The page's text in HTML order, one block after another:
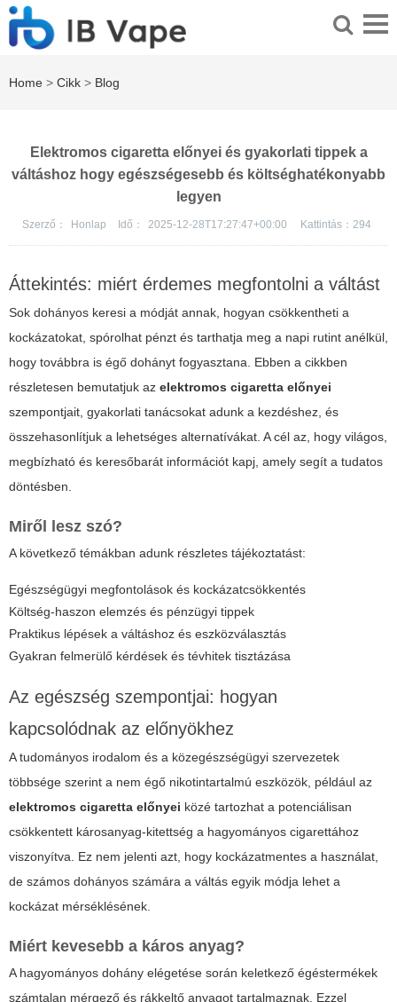
Home > Cikk > Blog
Elektromos cigaretta előnyei és gyakorlati tippek a
váltáshoz hogy egészségesebb és költséghatékonyabb
legyen
Szerző： Honlap Idő： 2025-12-28T17:27:47+00:00 Kattintás： 294
Áttekintés: miért érdemes megfontolni a váltást
Sok dohányos keresi a módját annak, hogyan csökkentheti a
kockázatokat, spórolhat pénzt és tarthatja meg a napi rutint anélkül,
hogy továbbra is égő dohányt fogyasztana. Ebben a cikkben
részletesen bemutatjuk az elektromos cigaretta előnyei
szempontjait, gyakorlati tanácsokat adunk a kezdéshez, és
összehasonlítjuk a lehetséges alternatívákat. A cél az, hogy világos,
megbízható és keresőbarát információt kapj, amely segít a tudatos
döntésben.
Miről lesz szó?
A következő témákban adunk részletes tájékoztatást:
Egészségügyi megfontolások és kockázatcsökkentés
Költség-haszon elemzés és pénzügyi tippek
Praktikus lépések a váltáshoz és eszközválasztás
Gyakran felmerülő kérdések és tévhitek tisztázása
Az egészség szempontjai: hogyan
kapcsolódnak az előnyökhez
A tudományos irodalom és a közegészségügyi szervezetek
többsége szerint a nem égő nikotintartalmú eszközök, például az
elektromos cigaretta előnyei közé tartozhat a potenciálisan
csökkentett károsanyag-kitettség a hagyományos cigarettához
viszonyítva. Ez nem jelenti azt, hogy kockázatmentes a használat,
de számos dohányos számára a váltás egyik módja lehet a
kockázat mérséklésének.
Miért kevesebb a káros anyag?
A hagyományos dohány elégetése során keletkező égéstermékek
számtalan mérgező és rákkeltő anyagot tartalmaznak. Ezzel